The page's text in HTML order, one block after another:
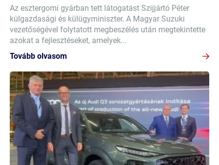
Az esztergomi gyárban tett látogatást Szijjártó Péter
külgazdasági és külügyminiszter. A Magyar Suzuki
vezetőségével folytatott megbeszélés után megtekintette
azokat a fejlesztéseket, amelyek...
Tovább olvasom